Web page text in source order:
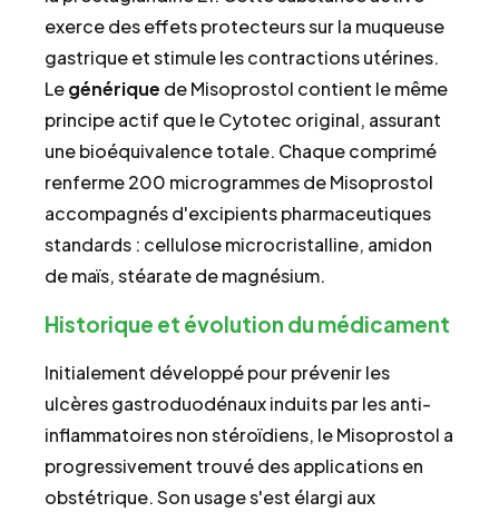
exerce des effets protecteurs sur la muqueuse
gastrique et stimule les contractions utérines.
Legénérique de Misoprostol contient le même
principe actif que le Cytotec original, assurant
une bioéquivalence totale. Chaque comprimé
renferme 200 microgrammes de Misoprostol
accompagnés d'excipients pharmaceutiques
standards : cellulose microcristalline, amidon
de maïs, stéarate de magnésium.
Historique et évolution du médicament
Initialement développé pour prévenir les
ulcères gastroduodénaux induits par les anti-
inflammatoires non stéroïdiens, le Misoprostol a
progressivement trouvé des applications en
obstétrique. Son usage s'est élargi aux